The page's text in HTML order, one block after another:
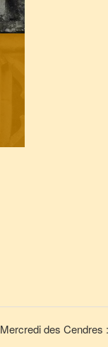
Mercredi des Cendres